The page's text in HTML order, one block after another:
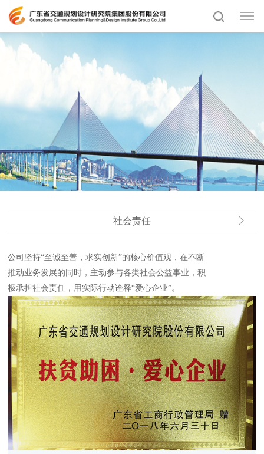
社会责任
公司坚持“至诚至善，求实创新”的核心价值观，在不断
推动业务发展的同时，主动参与各类社会公益事业，积
极承担社会责任，用实际行动诠释“爱心企业”。